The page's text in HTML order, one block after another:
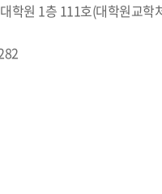
학원 1층 111호(대학원교학